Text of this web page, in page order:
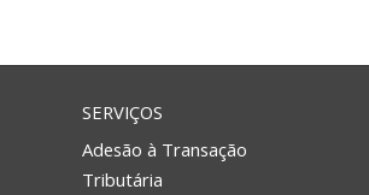
SERVIÇOS
Adesão à Transação
Tributária